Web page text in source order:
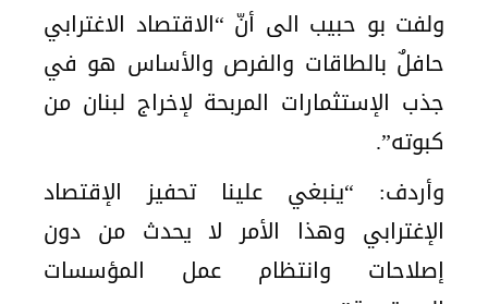
ولفت بو حبيب الى أنّ “الاقتصاد الاغترابي
حافلٌ بالطاقات والفرص والأساس هو في
جذب الإستثمارات المربحة لإخراج لبنان من
كبوته”.
وأردف: “ينبغي علينا تحفيز الإقتصاد
الإغترابي وهذا الأمر لا يحدث من دون
إصلاحات وانتظام عمل المؤسسات